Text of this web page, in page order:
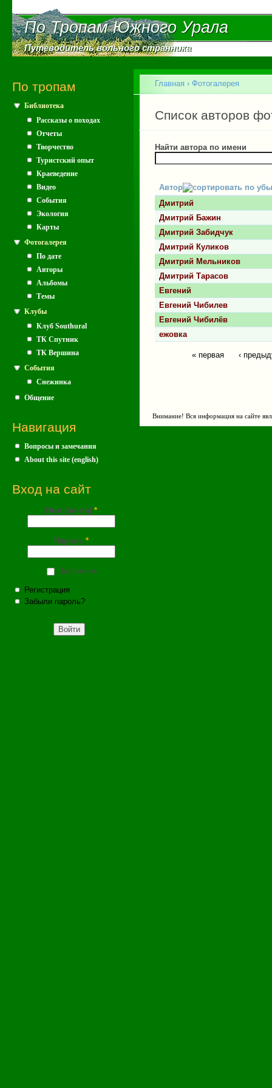
По Тропам Южного Урала
По Тропам Южного Урала
Путеводитель вольного странника
Путеводитель вольного странника
По тропам
Библиотека
Рассказы о походах
Отчеты
Творчество
Туристский опыт
Краеведение
Видео
События
Экология
Карты
Фотогалерея
По дате
Авторы
Альбомы
Темы
Клубы
Клуб Southural
ТК Спутник
ТК Вершина
События
Снежинка
Общение
Навигация
Вопросы и замечания
About this site (english)
Вход на сайт
Имя (почта) *
Пароль *
Запомнить
Регистрация
Забыли пароль?
Вы здесь
Главная › Фотогалерея
Список авторов
Главные вкладки
Найти автора по имени
Автор
Дмитрий
Дмитрий Бажин
Дмитрий Забидчук
Дмитрий Куликов
Дмитрий Мельников
Дмитрий Тарасов
Евгений
Евгений Чибилев
Евгений Чибилёв
ежовка
Страницы
« первая ‹
Внимание! Вся информация на сайте